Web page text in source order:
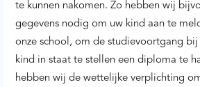
te kunnen nakomen. Zo hebben wij
gegevens nodig om uw kind aan te
onze school, om de studievoortgang
kind in staat te stellen een diploma te
hebben wij de wettelijke verplichting